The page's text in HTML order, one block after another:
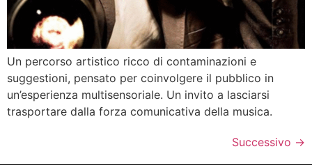
Un percorso artistico ricco di contaminazioni e
suggestioni, pensato per coinvolgere il pubblico in
un’esperienza multisensoriale. Un invito a lasciarsi
trasportare dalla forza comunicativa della musica.
Successivo →